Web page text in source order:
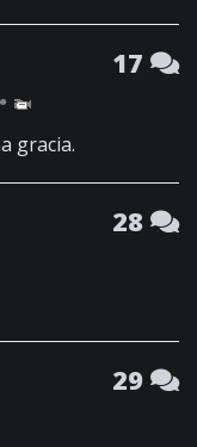
17
•
gracia.
28
29